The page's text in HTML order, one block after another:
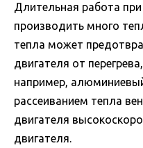
Длительная работа
производить много
тепла может
двигателя от
например,
рассеиванием тепла
двигателя
двигателя.